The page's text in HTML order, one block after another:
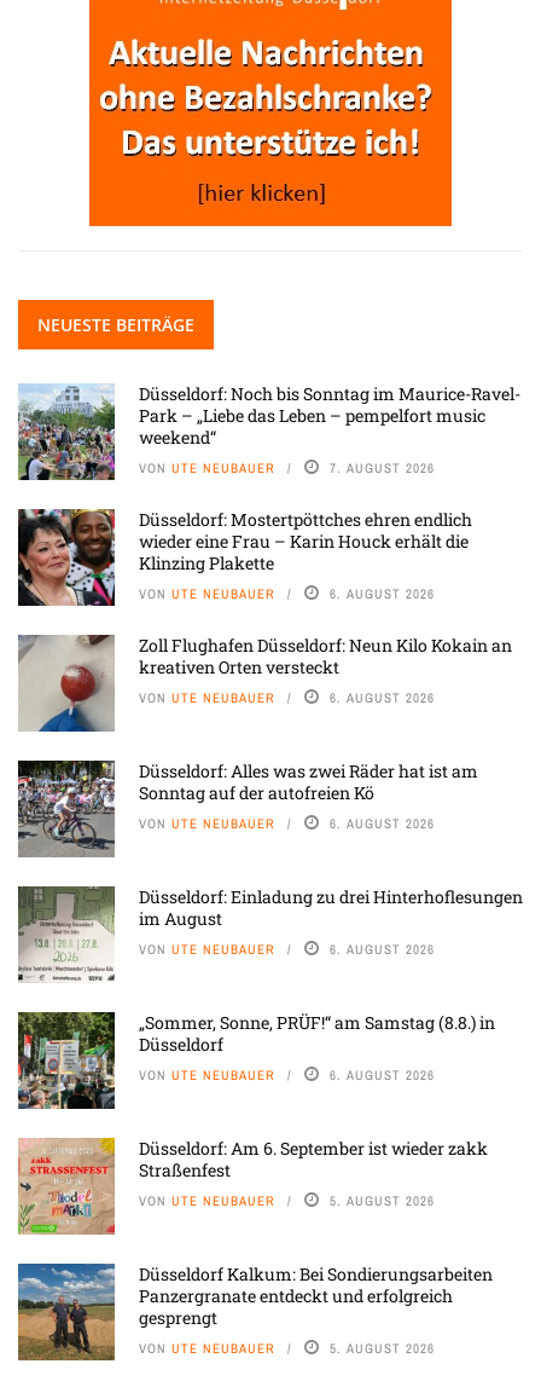
NEUESTE BEITRÄGE
Düsseldorf: Noch bis Sonntag im Maurice-Ravel-
Park – „Liebe das Leben – pempelfort music
weekend“
VON UTE NEUBAUER 7. AUGUST 2026
Düsseldorf: Mostertpöttches ehren endlich
wieder eine Frau – Karin Houck erhält die
Klinzing Plakette
VON UTE NEUBAUER 6. AUGUST 2026
Zoll Flughafen Düsseldorf: Neun Kilo Kokain an
kreativen Orten versteckt
VON UTE NEUBAUER 6. AUGUST 2026
Düsseldorf: Alles was zwei Räder hat ist am
Sonntag auf der autofreien Kö
VON UTE NEUBAUER 6. AUGUST 2026
Düsseldorf: Einladung zu drei Hinterhoflesungen
im August
VON UTE NEUBAUER 6. AUGUST 2026
„Sommer, Sonne, PRÜF!“ am Samstag (8.8.) in
Düsseldorf
VON UTE NEUBAUER 6. AUGUST 2026
Düsseldorf: Am 6. September ist wieder zakk
Straßenfest
VON UTE NEUBAUER 5. AUGUST 2026
Düsseldorf Kalkum: Bei Sondierungsarbeiten
Panzergranate entdeckt und erfolgreich
gesprengt
VON UTE NEUBAUER 5. AUGUST 2026